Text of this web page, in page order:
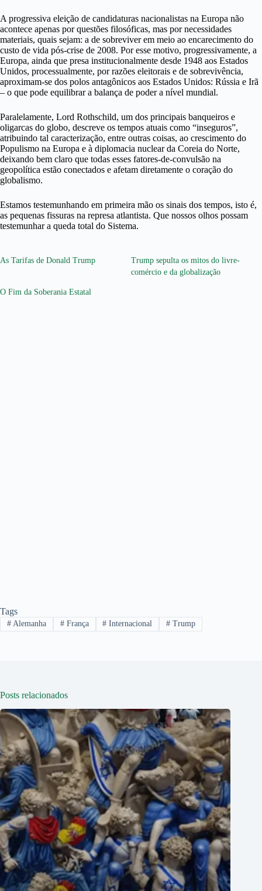
A progressiva eleição de candidaturas nacionalistas na Europa não
acontece apenas por questões filosóficas, mas por necessidades
materiais, quais sejam: a de sobreviver em meio ao encarecimento do
custo de vida pós-crise de 2008. Por esse motivo, progressivamente, a
Europa, ainda que presa institucionalmente desde 1948 aos Estados
Unidos, processualmente, por razões eleitorais e de sobrevivência,
aproximam-se dos polos antagônicos aos Estados Unidos: Rússia e Irã
– o que pode equilibrar a balança de poder a nível mundial.
Paralelamente, Lord Rothschild, um dos principais banqueiros e
oligarcas do globo, descreve os tempos atuais como “inseguros”,
atribuindo tal caracterização, entre outras coisas, ao crescimento do
Populismo na Europa e à diplomacia nuclear da Coreia do Norte,
deixando bem claro que todas esses fatores-de-convulsão na
geopolítica estão conectados e afetam diretamente o coração do
globalismo.
Estamos testemunhando em primeira mão os sinais dos tempos, isto é,
as pequenas fissuras na represa atlantista. Que nossos olhos possam
testemunhar a queda total do Sistema.
As Tarifas de Donald Trump
Trump sepulta os mitos do livre-
comércio e da globalização
O Fim da Soberania Estatal
Tags
#Alemanha #França # Internacional # Trump
Posts relacionados